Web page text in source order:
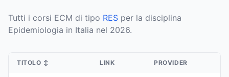
Tutti i corsi ECM di tipo RES per la disciplina
Epidemiologia in Italia nel 2026.
TITOLO ↕ LINK PROVIDER